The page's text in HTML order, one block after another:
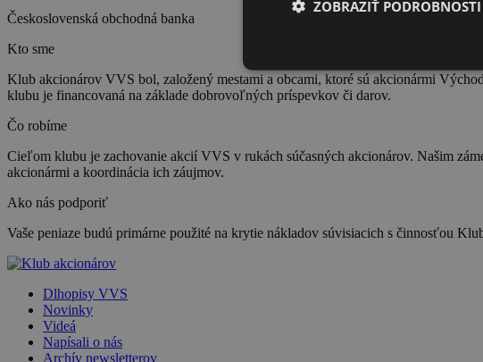
Československá obchodná banka
Kto sme
Klub akcionárov VVS bol, založený mestami a obcami, ktoré sú akcionármi
klubu je financovaná na základe dobrovoľných príspevkov či darov.
Čo robíme
Cieľom klubu je zachovanie akcií VVS v rukách súčasných akcionárov. Našim
akcionármi a koordinácia ich záujmov.
Ako nás podporiť
Vaše peniaze budú primárne použité na krytie nákladov súvisiacich s činnosťou
Dlhopisy VVS
Novinky
Videá
Napísali o nás
Archív newsletterov
ZOBRAZIŤ PODROBNOSTI